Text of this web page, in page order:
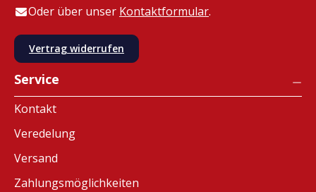
Oder über unser Kontaktformular.
Vertrag widerrufen
Service
Kontakt
Veredelung
Versand
Zahlungsmöglichkeiten